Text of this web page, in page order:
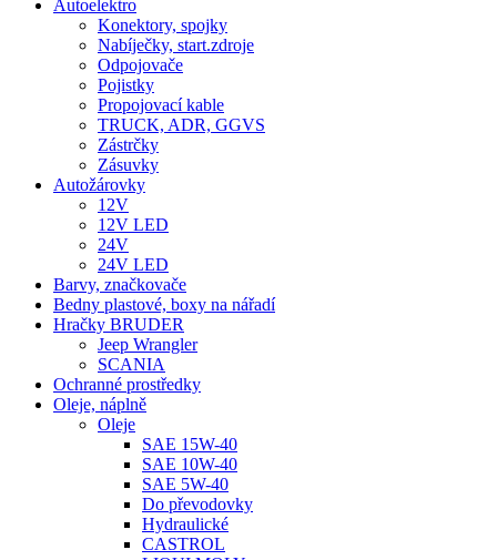
Autoelektro
Konektory, spojky
Nabíječky, start.zdroje
Odpojovače
Pojistky
Propojovací kable
TRUCK, ADR, GGVS
Zástrčky
Zásuvky
Autožárovky
12V
12V LED
24V
24V LED
Barvy, značkovače
Bedny plastové, boxy na nářadí
Hračky BRUDER
Jeep Wrangler
SCANIA
Ochranné prostředky
Oleje, náplně
Oleje
SAE 15W-40
SAE 10W-40
SAE 5W-40
Do převodovky
Hydraulické
CASTROL